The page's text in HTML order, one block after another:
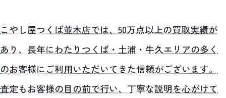
こやし屋つくば並木店では、50万点以上の買取実績が
あり、長年にわたりつくば・土浦・牛久エリアの多く
のお客様にご利用いただいてきた信頼がございます。
査定もお客様の目の前で行い、丁寧な説明を心がけて